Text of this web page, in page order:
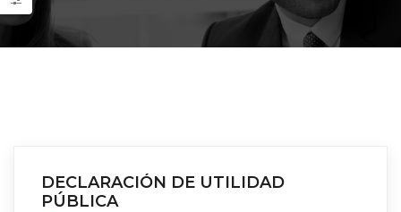
DECLARACIÓN DE UTILIDAD
PÚBLICA